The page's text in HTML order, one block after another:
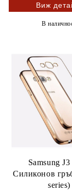
Виж
В
Samsung
Силиконов
series)